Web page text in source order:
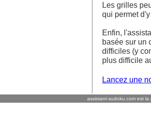
Les grilles
qui permet
Enfin,
basée sur un
difficiles (y
plus difficile
Lancez une
assistant-sudoku.com est